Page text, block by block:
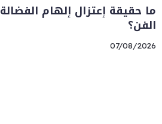
ما حقيقة إعتزال إلهام الفضالة
الفن؟
07/08/2026